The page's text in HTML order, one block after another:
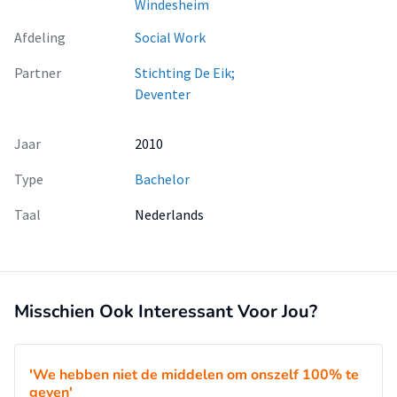
Windesheim
Afdeling
Social Work
Partner
Stichting De Eik;
Deventer
Jaar
2010
Type
Bachelor
Taal
Nederlands
Misschien Ook Interessant Voor Jou?
'We hebben niet de middelen om onszelf 100% te
geven'